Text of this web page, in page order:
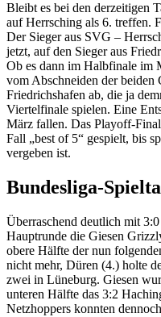
Bleibt es bei den derzeitigen
auf Herrsching als 6. treffen.
Der Sieger aus SVG –
jetzt, auf den Sieger aus
Ob es dann im Halbfinale im
vom Abschneiden der beiden
Friedrichshafen ab, die ja
Viertelfinale spielen. Eine
März fallen. Das Playoff-
Fall „best of 5“ gespielt, bis
vergeben ist.
Bundesliga-
Überraschend deutlich mit
Hauptrunde die Giesen
obere Hälfte der nun
nicht mehr, Düren (4.) holte
zwei in Lüneburg. Giesen
unteren Hälfte das 3:2
Netzhoppers konnten